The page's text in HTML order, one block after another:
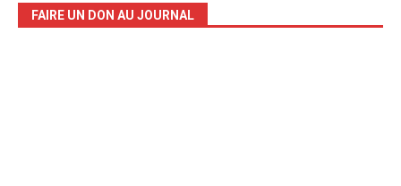
FAIRE UN DON AU JOURNAL